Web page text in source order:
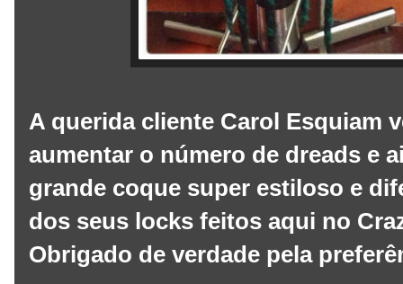
A querida cliente Carol Esquiam
aumentar o número de dreads e
grande coque super estiloso e
dos seus locks feitos aqui no
Obrigado de verdade pela